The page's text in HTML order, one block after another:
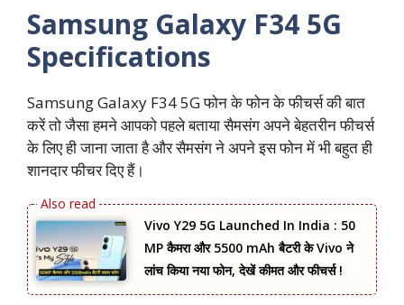
Samsung Galaxy F34 5G
Specifications
Samsung Galaxy F34 5G फोन के फोन के फीचर्स की बात
करें तो जैसा हमने आपको पहले बताया सैमसंग अपने बेहतरीन फीचर्स
के लिए ही जाना जाता है और सैमसंग ने अपने इस फोन में भी बहुत ही
शानदार फीचर दिए हैं।
Vivo Y29 5G Launched In India : 50
MP कैमरा और 5500 mAh बैटरी के Vivo ने
लांच किया नया फोन, देखें कीमत और फीचर्स !